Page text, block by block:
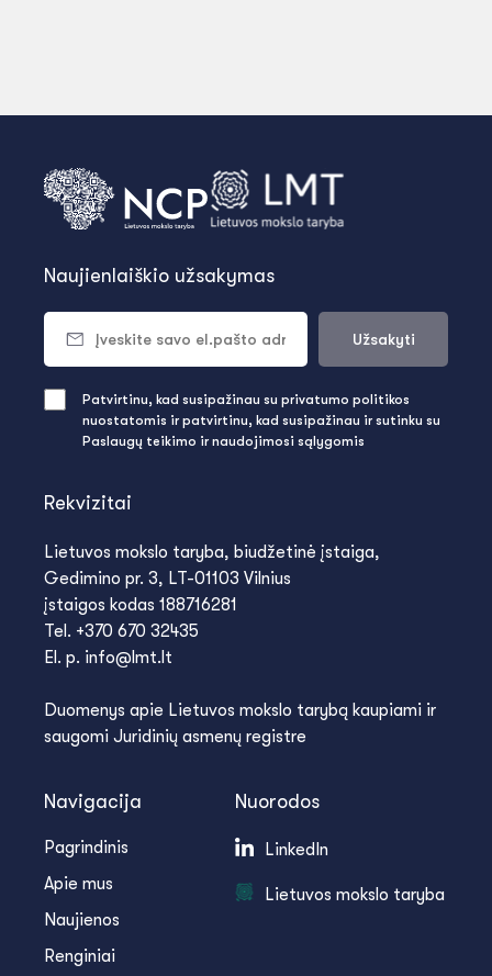
Rekvizitai
Lietuvos mokslo taryba, biudžetinė įstaiga,
Gedimino pr. 3, LT-01103 Vilnius
įstaigos kodas 188716281
Tel. +370 670 32435
El. p. info@lmt.lt
Duomenys apie Lietuvos mokslo tarybą kaupiami ir
saugomi Juridinių asmenų registre
Navigacija
Pagrindinis
Apie mus
Naujienos
Renginiai
Nuorodos
LinkedIn
Lietuvos mokslo taryba
Naujienlaiškio užsakymas
Užsakyti
Patvirtinu, kad susipažinau su privatumo politikos
nuostatomis ir patvirtinu, kad susipažinau ir sutinku su
Paslaugų teikimo ir naudojimosi sąlygomis